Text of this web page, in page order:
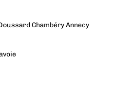
Chambéry Annecy